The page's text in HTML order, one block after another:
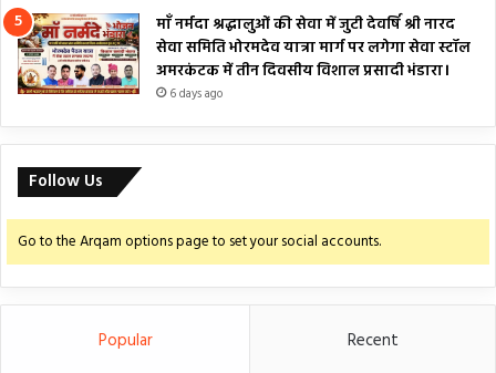
माँ नर्मदा श्रद्धालुओं की सेवा में जुटी देवर्षि श्री नारद
सेवा समिति भोरमदेव यात्रा मार्ग पर लगेगा सेवा स्टॉल
अमरकंटक में तीन दिवसीय विशाल प्रसादी भंडारा।
6 days ago
Follow Us
Go to the Arqam options page to set your social accounts.
Popular Recent